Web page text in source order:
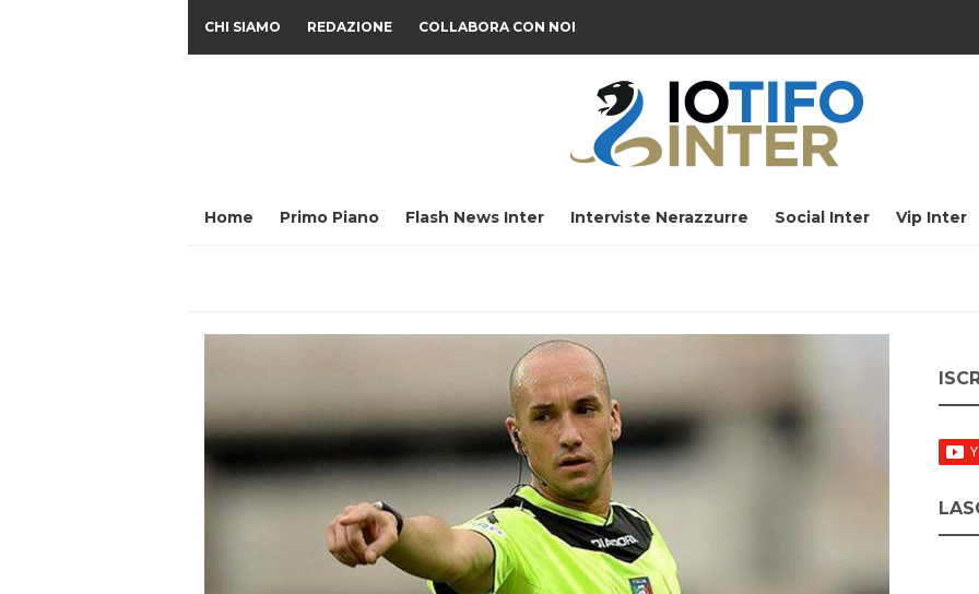
CHI SIAMO REDAZIONE COLLABORA CON NOI
Home Primo Piano Flash News Inter Interviste Nerazzurre Social Inter Vip Inter